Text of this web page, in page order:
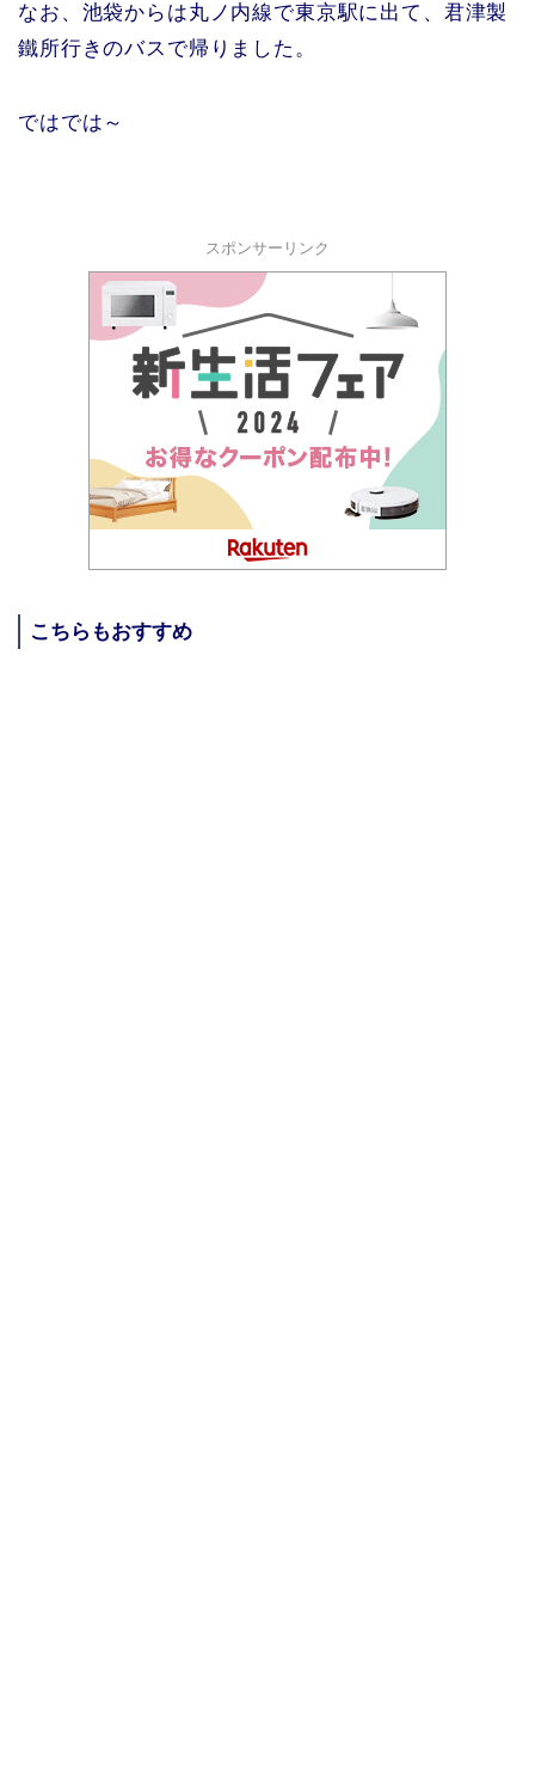
なお、池袋からは丸ノ内線で東京駅に出て、君津製
鐵所行きのバスで帰りました。
ではでは～
スポンサーリンク
こちらもおすすめ